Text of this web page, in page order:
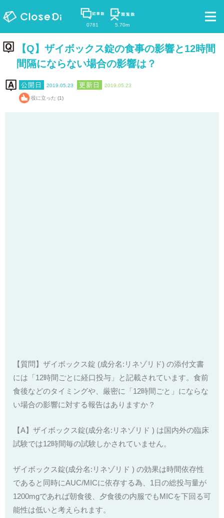
0781 5.70m
【Q】ザイボックス錠の食事の影響と12時間
間隔にならない場合の影響は？
2019.05.23 2019.05.23
役に立った (1)
【質問】ザイボックス錠 (成分名:リネゾリド) の添付文書
には「12時間ごとに経口投与」と記載されています。食前
食後などのタイミングや、厳密に「12時間ごと」にならな
い場合の影響に対する報告はありますか？
【A】ザイボックス錠(成分名:リネゾリド ) は国内外の臨床
試験では12時間毎の試験しかされていません。
ザイボックス錠(成分名:リネゾリド ) の効果は時間依存性
であると同時にAUC/MICに依存する為、1日の総投与量が
1200mgであれば朝食後、夕食後の内服でもMICを下回る可
能性は低いと考えられます。